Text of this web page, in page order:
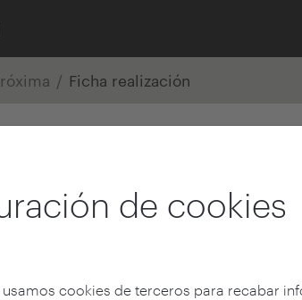
de cookies
usamos cookies de terceros para recabar
Ficha realización